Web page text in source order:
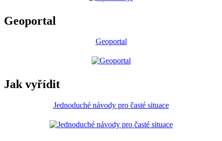
Geoportal
Geoportal
Jak vyřídit
Jednoduché návody pro časté situace